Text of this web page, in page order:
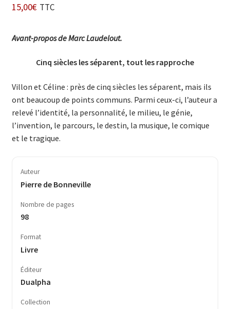
15,00€ TTC
Avant-propos de Marc Laudelout.
Cinq siècles les séparent, tout les rapproche
Villon et Céline : près de cinq siècles les séparent, mais ils
ont beaucoup de points communs. Parmi ceux-ci, l’auteur a
relevé l’identité, la personnalité, le milieu, le génie,
l’invention, le parcours, le destin, la musique, le comique
et le tragique.
Auteur
Pierre de Bonneville
Nombre de pages
98
Format
Livre
Éditeur
Dualpha
Collection